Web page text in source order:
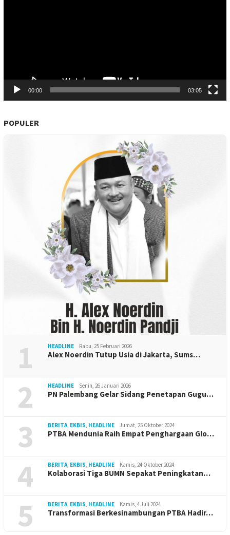
00:00 03:05
POPULER
1 HEADLINE Rabu, 25 Februari 2026
Alex Noerdin Tutup Usia di Jakarta, Sums…
2 HEADLINE Senin, 26 Januari 2026
PN Palembang Gelar Sidang Penetapan Gugu…
3 BERITA EKBIS HEADLINE Jumat, 25 Oktober 2024
PTBA Mendunia Raih Empat Penghargaan Glo…
4 BERITA EKBIS HEADLINE Kamis, 24 Oktober 2024
Kolaborasi Tiga BUMN Sepakat Peningkatan…
5 BERITA EKBIS HEADLINE Kamis, 4 Juli 2024
Transformasi Berkesinambungan PTBA Hadir…